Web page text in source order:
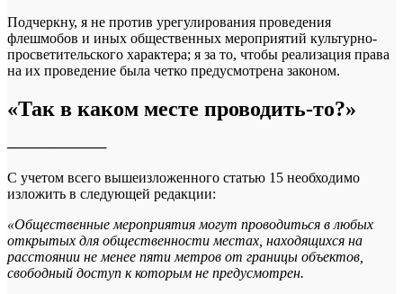
Подчеркну, я не против урегулирования проведения
флешмобов и иных общественных мероприятий культурно-
просветительского характера; я за то, чтобы реализация права
на их проведение была четко предусмотрена законом.
«Так в каком месте проводить-то?»
──────────
С учетом всего вышеизложенного статью 15 необходимо
изложить в следующей редакции:
«Общественные мероприятия могут проводиться в любых
открытых для общественности местах, находящихся на
расстоянии не менее пяти метров от границы объектов,
свободный доступ к которым не предусмотрен.